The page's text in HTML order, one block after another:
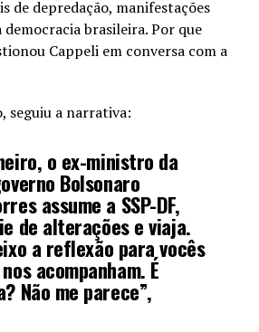
de depredação, manifestações
brasileira. Por que
Cappeli em conversa com a
seguiu a narrativa:
o ex-ministro da
Bolsonaro
assume a SSP-DF,
de alterações e viaja.
a reflexão para vocês
acompanham. É
Não me parece”,